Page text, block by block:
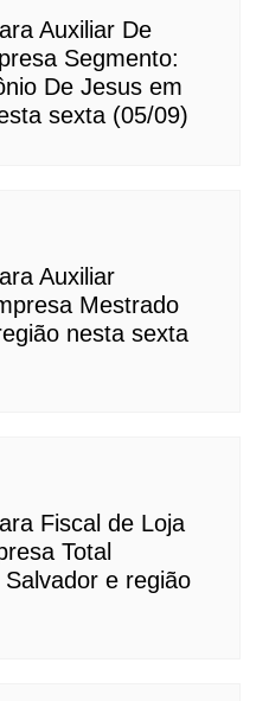
Auxiliar De
Segmento:
De Jesus em
sexta (05/09)
Auxiliar
Mestrado
nesta sexta
Fiscal de Loja
Total
e região